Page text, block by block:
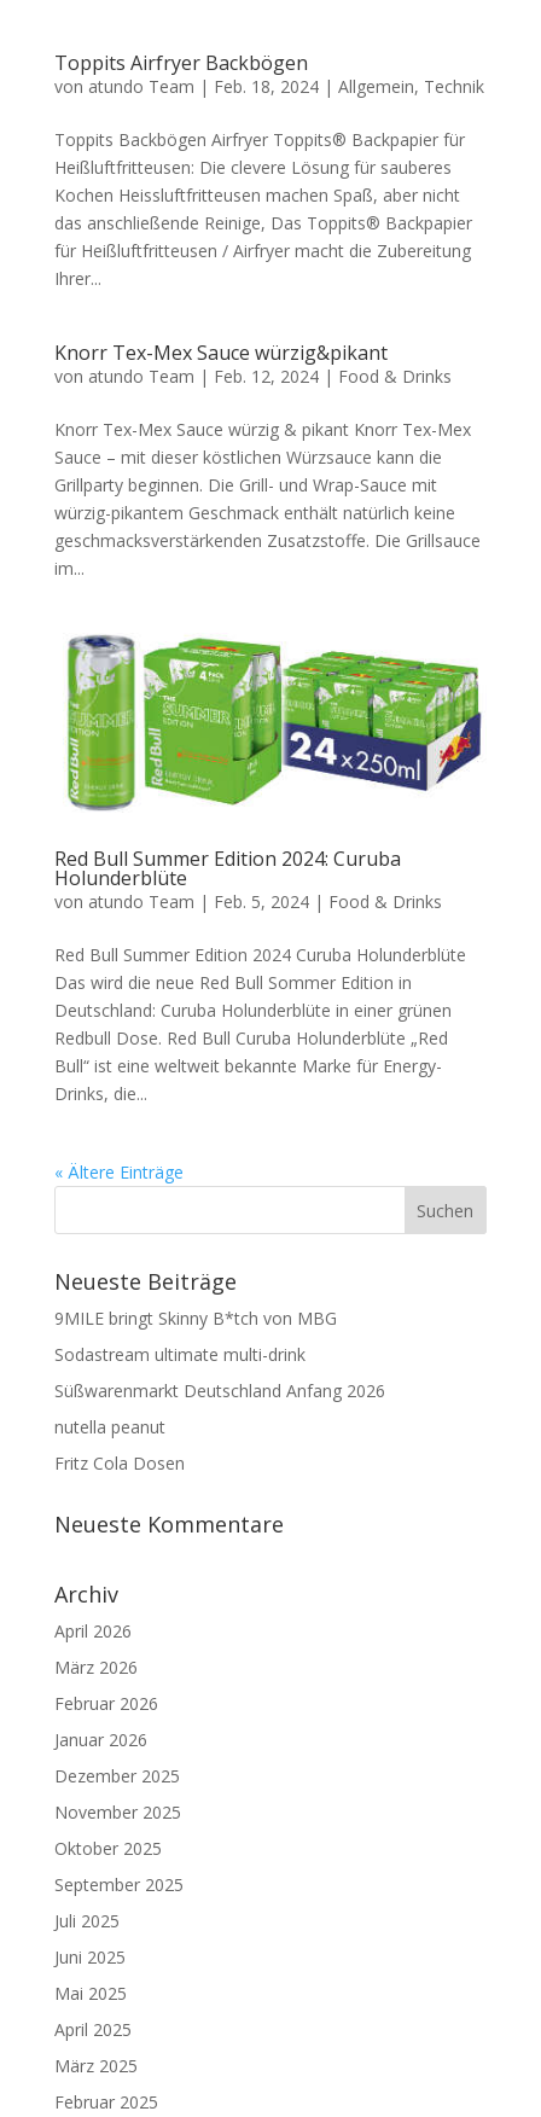
Toppits Airfryer Backbögen
von atundo Team | Feb. 18, 2024| Allgemein, Technik
Toppits Backbögen Airfryer Toppits® Backpapier für
Heißluftfritteusen: Die clevere Lösung für sauberes
Kochen Heissluftfritteusen machen Spaß, aber nicht
das anschließende Reinige, Das Toppits® Backpapier
für Heißluftfritteusen / Airfryer macht die Zubereitung
Ihrer...
Knorr Tex-Mex Sauce würzig&pikant
von atundo Team | Feb. 12, 2024| Food & Drinks
Knorr Tex-Mex Sauce würzig & pikant Knorr Tex-Mex
Sauce – mit dieser köstlichen Würzsauce kann die
Grillparty beginnen. Die Grill- und Wrap-Sauce mit
würzig-pikantem Geschmack enthält natürlich keine
geschmacksverstärkenden Zusatzstoffe. Die Grillsauce
im...
Red Bull Summer Edition 2024: Curuba
Holunderblüte
von atundo Team | Feb. 5, 2024| Food & Drinks
Red Bull Summer Edition 2024 Curuba Holunderblüte
Das wird die neue Red Bull Sommer Edition in
Deutschland: Curuba Holunderblüte in einer grünen
Redbull Dose. Red Bull Curuba Holunderblüte „Red
Bull“ ist eine weltweit bekannte Marke für Energy-
Drinks, die...
« Ältere Einträge
Neueste Beiträge
9MILE bringt Skinny B*tch von MBG
Sodastream ultimate multi-drink
Süßwarenmarkt Deutschland Anfang 2026
nutella peanut
Fritz Cola Dosen
Neueste Kommentare
Archiv
April 2026
März 2026
Februar 2026
Januar 2026
Dezember 2025
November 2025
Oktober 2025
September 2025
Juli 2025
Juni 2025
Mai 2025
April 2025
März 2025
Februar 2025